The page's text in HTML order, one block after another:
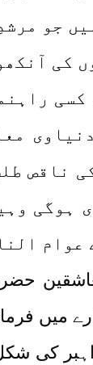
جو
کی
کسی
ناقص
ہوگی
عوام
میں
کی